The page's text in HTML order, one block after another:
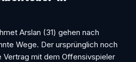
Arslan (31) gehen nach
Wege. Der ursprünglich noch
Vertrag mit dem Offensivspieler